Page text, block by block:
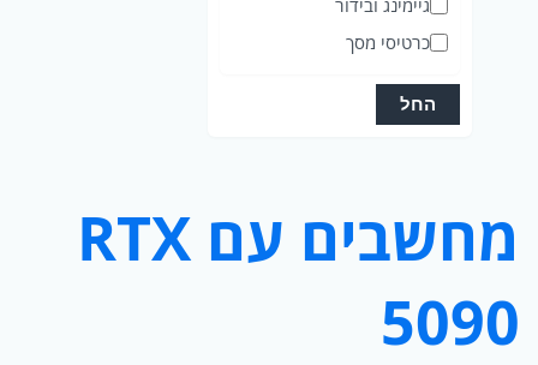
מחשבים עם RTX
5090
י
כרטיסי מסך
החל